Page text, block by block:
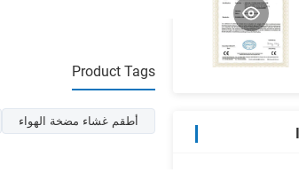
Product Tags
أطقم غشاء مضخة الهواء